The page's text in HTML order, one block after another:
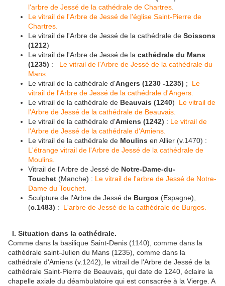
l'arbre de Jessé de la cathédrale de Chartres.
Le vitrail de l'Arbre de Jessé de l'église Saint-Pierre de
Chartres.
Le vitrail de l'Arbre de Jessé de la cathédrale de Soissons
(1212)
Le vitrail de l'Arbre de Jessé de la cathédrale du Mans
(1235) : Le vitrail de l'Arbre de Jessé de la cathédrale du
Mans.
Le vitrail de la cathédrale d'Angers (1230 -1235) ; Le
vitrail de l'Arbre de Jessé de la cathédrale d'Angers.
Le vitrail de la cathédrale de Beauvais (1240)
Le vitrail de
l'Arbre de Jessé de la cathédrale de Beauvais.
Le vitrail de la cathédrale d'Amiens (1242) : Le vitrail de
l'Arbre de Jessé de la cathédrale d'Amiens.
Le vitrail de la cathédrale de Moulins en Allier (v.1470) :
L'étrange vitrail de l'Arbre de Jessé de la cathédrale de
Moulins.
Vitrail de l'Arbre de Jessé de Notre-Dame-du-
Touchet (Manche) : Le vitrail de l'arbre de Jessé de Notre-
Dame du Touchet.
Sculpture de l'Arbre de Jessé de Burgos (Espagne),
(c.1483) : L'arbre de Jessé de la cathédrale de Burgos.
I. Situation dans la cathédrale.
Comme dans la basilique Saint-Denis (1140), comme dans la
cathédrale saint-Julien du Mans (1235), comme dans la
cathédrale d'Amiens (v.1242), le vitrail de l'Arbre de Jessé de la
cathédrale Saint-Pierre de Beauvais, qui date de 1240, éclaire la
chapelle axiale du déambulatoire qui est consacrée à la Vierge. A